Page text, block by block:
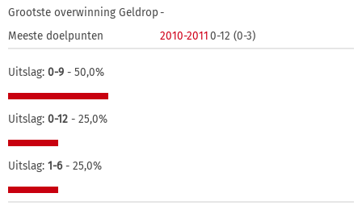
Grootste overwinning Geldrop-
Meeste doelpunten
2010-20110-12 (0-3)
Uitslag: 0-9 - 50,0%
Uitslag: 0-12 - 25,0%
Uitslag: 1-6- 25,0%